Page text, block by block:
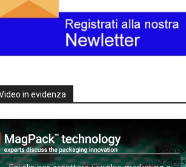
in evidenza
Texas
la